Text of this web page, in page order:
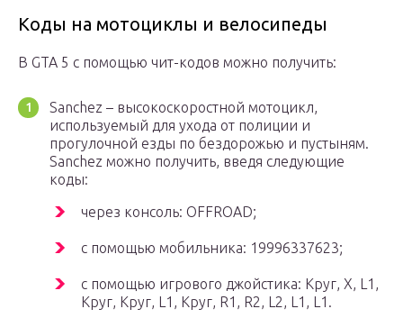
Коды на мотоциклы и велосипеды
В GTA 5 с помощью чит-кодов можно получить:
Sanchez – высокоскоростной мотоцикл,
используемый для ухода от полиции и
прогулочной езды по бездорожью и пустыням.
Sanchez можно получить, введя следующие
коды:
через консоль: OFFROAD;
с помощью мобильника: 19996337623;
с помощью игрового джойстика: Круг, X, L1,
Круг, Круг, L1, Круг, R1, R2, L2, L1, L1.